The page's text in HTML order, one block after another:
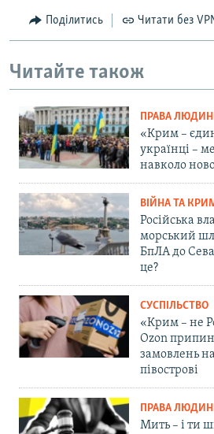
Поділитись Читати без
Читайте також
ПРАВА
«Крим –
українці –
навколо
ВІЙНА ТА
Російська
морський
БпЛА до
це?
СУСПІЛЬСТВО
«Крим – не
Ozon
замовлень
півострові
ПРАВА
Мить – і ти